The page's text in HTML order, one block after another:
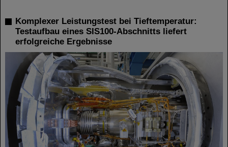
Komplexer Leistungstest bei Tieftemperatur:
Testaufbau eines SIS100-Abschnitts liefert
erfolgreiche Ergebnisse